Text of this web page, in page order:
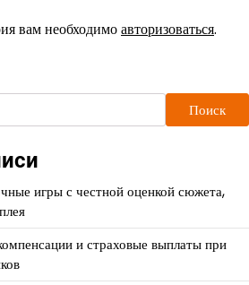
вам необходимоавторизоваться.
Поиск
игры с честной оценкой сюжета,
и страховые выплаты при